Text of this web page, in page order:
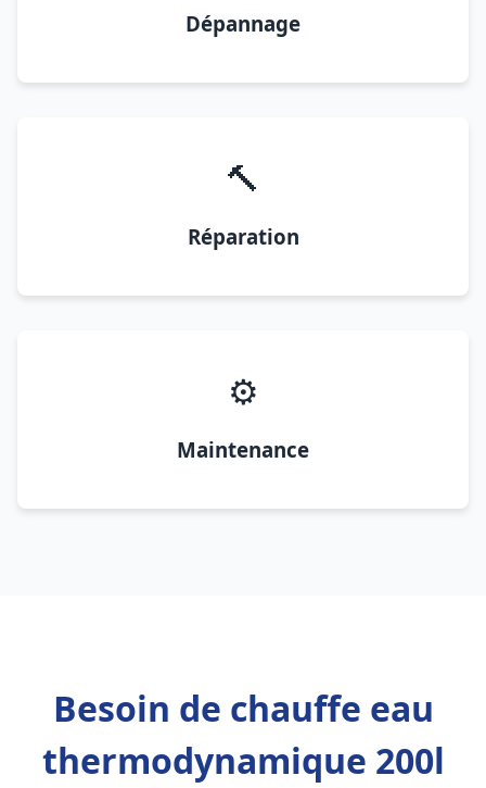
Dépannage
🔨
Réparation
⚙️
Maintenance
Besoin de chauffe eau
thermodynamique 200l